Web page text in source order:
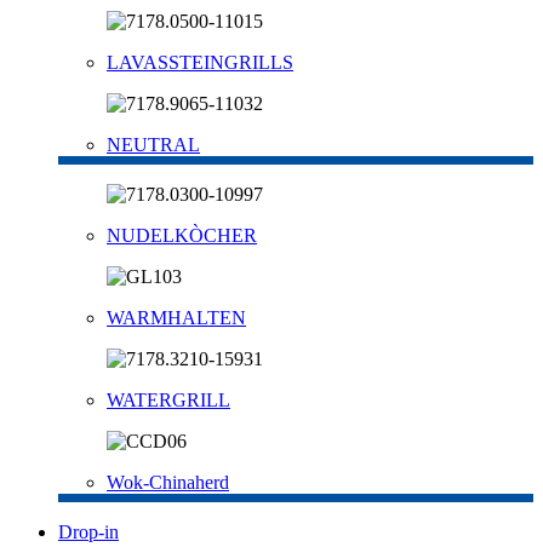
LAVASSTEINGRILLS
NEUTRAL
NUDELKÒCHER
WARMHALTEN
WATERGRILL
Wok-Chinaherd
Drop-in